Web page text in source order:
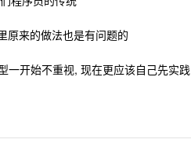
原来的做法也是有问题的
一开始不重视, 现在更应该自己先实践